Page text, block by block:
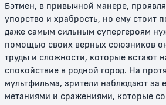
Лего. Фильм Лего
0+ 6+
Бэтмен, в привычной манере,
упорство и храбрость, но ему стоит
даже самым сильным супергероям
помощью своих верных союзников
труды и сложности, которые встают
спокойствие в родной город. На
мультфильма, зрители наблюдают за
метаниями и сражениями, которые